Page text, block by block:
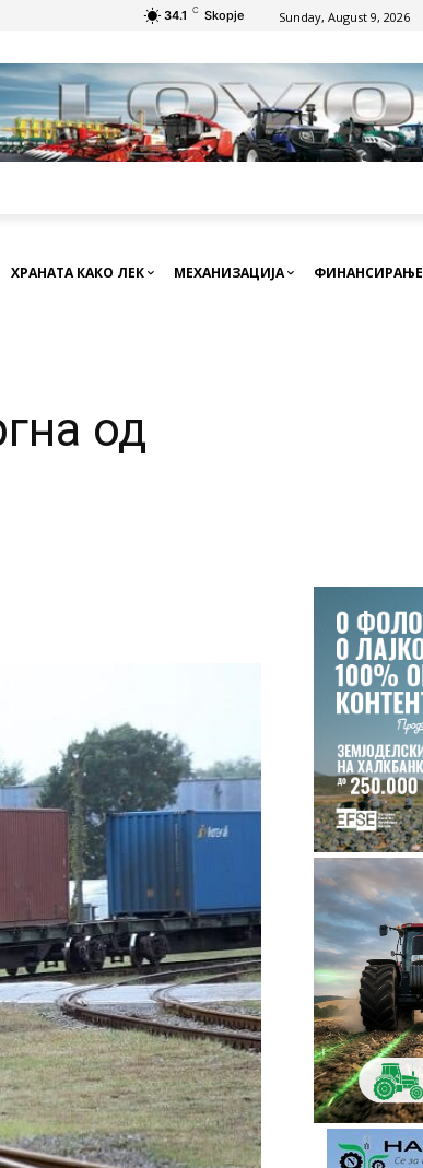
34.1 C Skopje Sunday, August 9, 2026
ХРАНАТА КАКО ЛЕК МЕХАНИЗАЦИЈА ФИНАНСИРАЊЕ
од